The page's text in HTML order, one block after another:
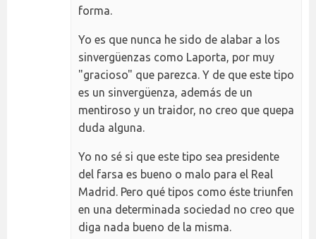
forma.
Yo es que nunca he sido de alabar a los
sinvergüenzas como Laporta, por muy
"gracioso" que parezca. Y de que este tipo
es un sinvergüenza, además de un
mentiroso y un traidor, no creo que quepa
duda alguna.
Yo no sé si que este tipo sea presidente
del farsa es bueno o malo para el Real
Madrid. Pero qué tipos como éste triunfen
en una determinada sociedad no creo que
diga nada bueno de la misma.